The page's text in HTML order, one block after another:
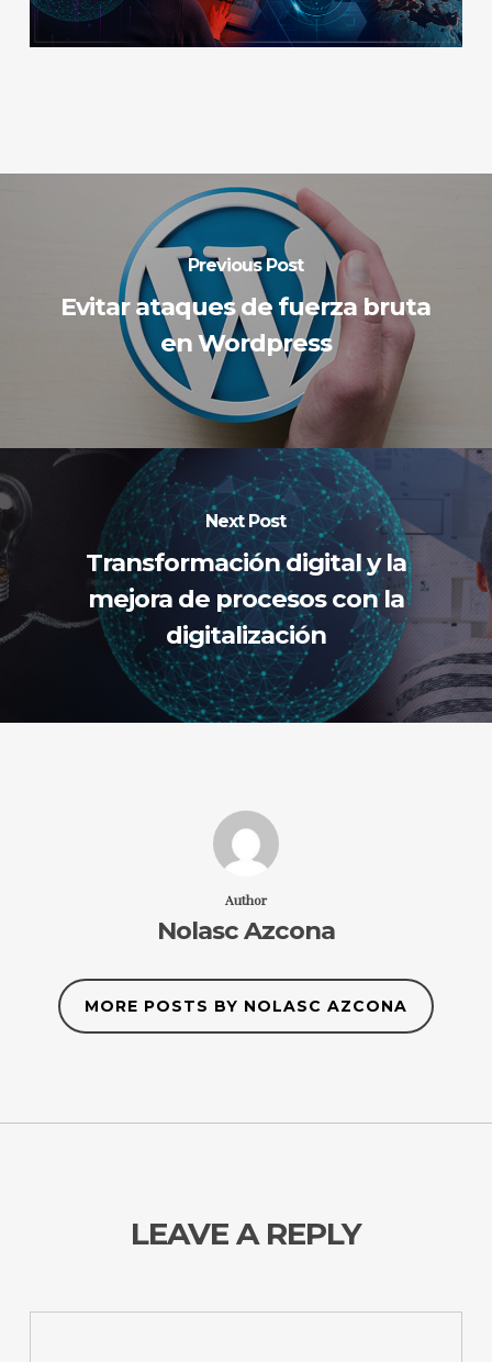
Previous Post
Evitar ataques de fuerza bruta
en Wordpress
Next Post
Transformación digital y la
mejora de procesos con la
digitalización
Author
Nolasc Azcona
MORE POSTS BY NOLASC AZCONA
LEAVE A REPLY